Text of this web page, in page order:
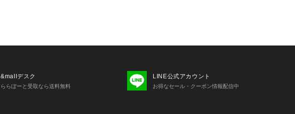
用
―SERIES―
6694219327　ビスチェコンビフクレジャガードワンピ
&mallデスク
ららぽーと受取なら送料無料
LINE公式アカウント
お得なセール・クーポン情報配信中